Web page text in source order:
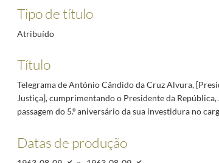
o Presidente da República, Américo Tomás, pela passagem do
Américo Tomás, a mensagem de condolências
e tripulantes, felicitando o Presidente da República, Américo
República, Américo Tomás, por ocasião do final da visita às capitais das
Tipo de título
Atribuído
Título
Telegrama de António Cândido da Cruz Alvura,
Justiça], cumprimentando o Presidente da
passagem do 5.º aniversário da sua investidura no
Datas de produção